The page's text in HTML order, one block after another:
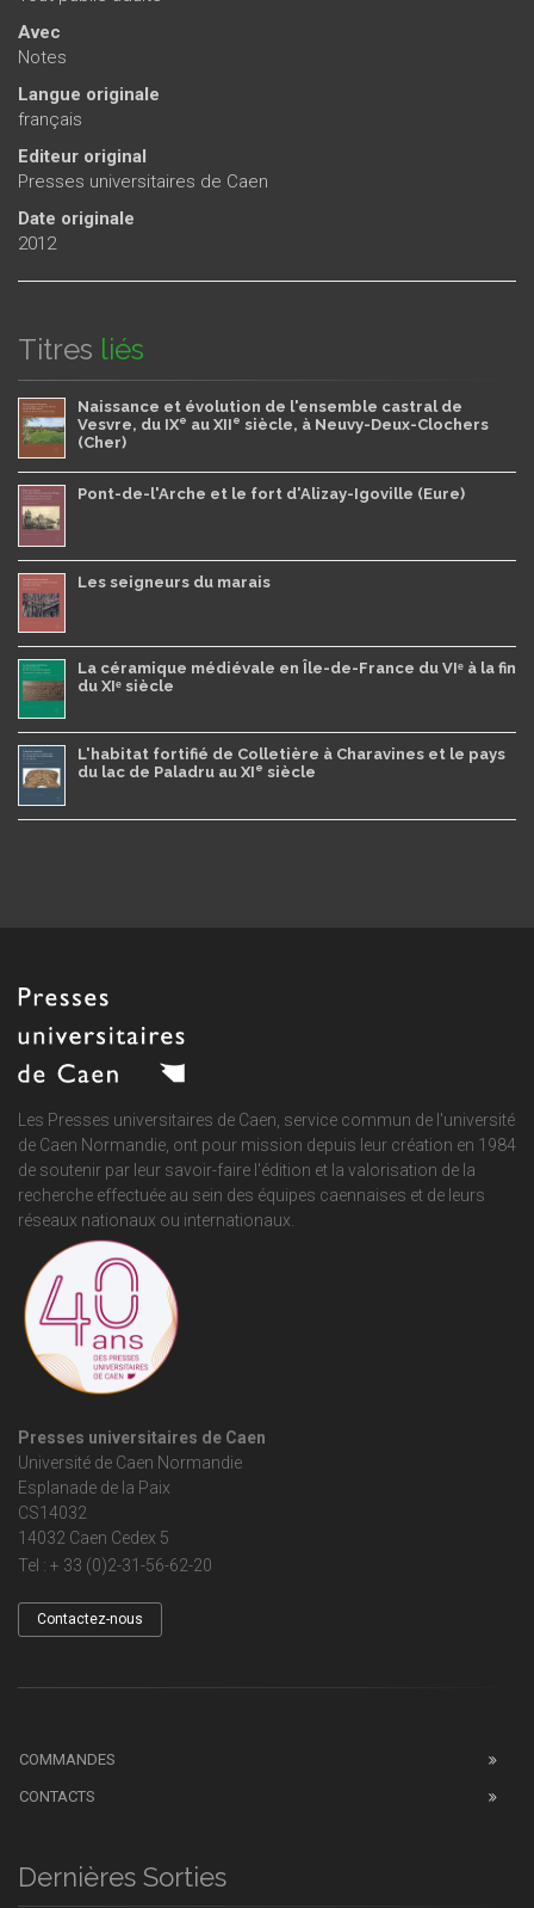
Avec
Notes
Langue originale
français
Editeur original
Presses universitaires de Caen
Date originale
2012
Titres liés
Naissance et évolution de l'ensemble castral de
Vesvre, du IXe au XIIe siècle, à Neuvy-Deux-Clochers
(Cher)
Pont-de-l'Arche et le fort d'Alizay-Igoville (Eure)
Les seigneurs du marais
La céramique médiévale en Île-de-France du VIᵉ à la fin
du XIᵉ siècle
L'habitat fortifié de Colletière à Charavines et le pays
du lac de Paladru au XIe siècle
Les Presses universitaires de Caen, service commun de l'université
de Caen Normandie , ont pour mission depuis leur création en 1984
de soutenir par leur savoir-faire l'édition et la valorisation de la
recherche effectuée au sein des équipes caennaises et de leurs
réseaux nationaux ou internationaux.
Presses universitaires de Caen
Université de Caen Normandie
Esplanade de la Paix
CS14032
14032 Caen Cedex 5
Tel : + 33 (0)2-31-56-62-20
Contactez-nous
COMMANDES
CONTACTS
Dernières Sorties